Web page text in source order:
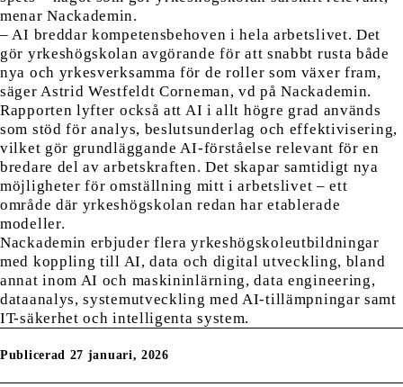
menar Nackademin.
– AI breddar kompetensbehoven i hela arbetslivet. Det
gör yrkeshögskolan avgörande för att snabbt rusta både
nya och yrkesverksamma för de roller som växer fram,
säger Astrid Westfeldt Corneman, vd på Nackademin.
Rapporten lyfter också att AI i allt högre grad används
som stöd för analys, beslutsunderlag och effektivisering,
vilket gör grundläggande AI-förståelse relevant för en
bredare del av arbetskraften. Det skapar samtidigt nya
möjligheter för omställning mitt i arbetslivet – ett
område där yrkeshögskolan redan har etablerade
modeller.
Nackademin erbjuder flera yrkeshögskoleutbildningar
med koppling till AI, data och digital utveckling, bland
annat inom AI och maskininlärning, data engineering,
dataanalys, systemutveckling med AI-tillämpningar samt
IT-säkerhet och intelligenta system.
Publicerad 27 januari, 2026